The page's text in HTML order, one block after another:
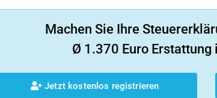
Machen Sie Ihre
Ø 1.370 Euro Erstattung
Jetzt kostenlos registrieren